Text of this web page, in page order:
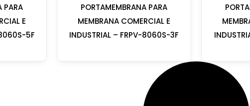
PARA
E
5F
PORTAMEMBRANA PARA
MEMBRANA COMERCIAL E
INDUSTRIAL – FRPV-8060S-3F